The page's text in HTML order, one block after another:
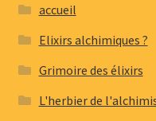
accueil
Elixirs alchimiques ?
Grimoire des élixirs
L'herbier de